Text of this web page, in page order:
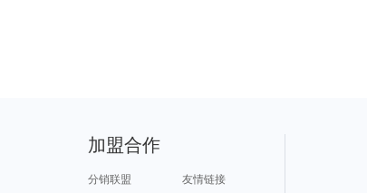
加盟合作
分销联盟
友情链接